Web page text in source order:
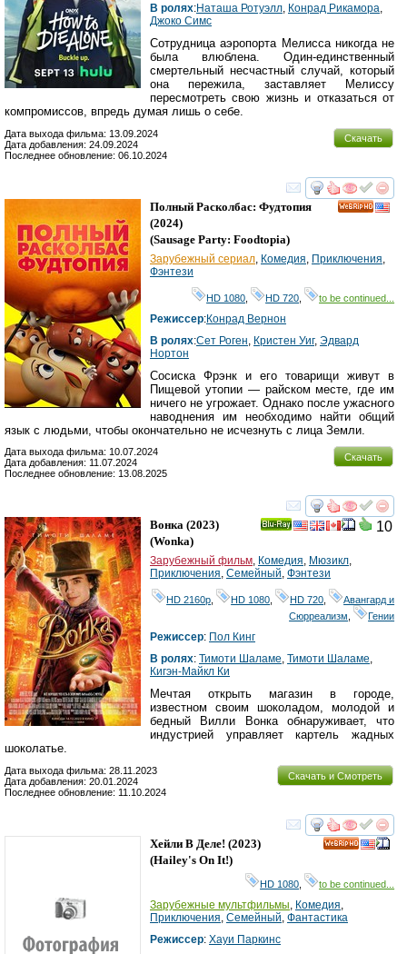
В ролях:Наташа Ротуэлл Конрад Рикамора
Джоко Симс
Сотрудница аэропорта Мелисса никогда не
была влюблена. Один-единственный
смертельный несчастный случай, который
она пережила, заставляет Мелиссу
пересмотреть свою жизнь и отказаться от
компромиссов, впредь думая лишь о себе.
Скачать
Дата выхода фильма: 13.09.2024
Дата добавления: 24.09.2024
Последнее обновление: 06.10.2024
смотреть
Полный Расколбас: Фудтопия
(2024)
(Sausage Party: Foodtopia)
Зарубежный сериал Комедия Приключения
Фэнтези
HD 1080 HD 720 to be continued...
Режиссер:Конрад Вернон
В ролях:Сет Роген Кристен Уиг, Эдвард
Нортон
Сосиска Фрэнк и его товарищи живут в
Пищевой утопии — райском месте, где им
ничего не угрожает. Однако после ужасного
наводнения им необходимо найти общий
язык с людьми, чтобы окончательно не исчезнуть с лица Земли.
Скачать
Дата выхода фильма: 10.07.2024
Дата добавления: 11.07.2024
Последнее обновление: 13.08.2025
смотреть
10
Вонка (2023)
(Wonka)
Зарубежный фильм, Комедия, Мюзикл,
Приключения, Семейный, Фэнтези
HD 2160р HD 1080 HD 720
Авангард и
Сюрреализм
Гении
Режиссер: Пол Кинг
В ролях: Тимоти Шаламе, Тимоти Шаламе,
Кигэн-Майкл Ки
Мечтая открыть магазин в городе,
известном своим шоколадом, молодой и
бедный Вилли Вонка обнаруживает, что
индустрией управляет картель жадных
шоколатье.
Скачать и Смотреть
Дата выхода фильма: 28.11.2023
Дата добавления: 20.01.2024
Последнее обновление: 11.10.2024
смотреть
Хейли В Деле! (2023)
(Hailey's On It!)
HD 1080 to be continued...
Зарубежные мультфильмы, Комедия,
Приключения, Семейный, Фантастика
Режиссер: Хауи Паркинс